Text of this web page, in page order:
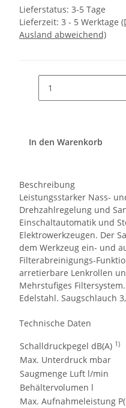
Lieferstatus: 3-5 Tage
Lieferzeit: 3 - 5 Werktage
Ausland abweichend)
In den Warenkorb
Beschreibung
Leistungsstarker Nass-
Drehzahlregelung und
Einschaltautomatik und
Elektrowerkzeugen. Der
dem Werkzeug ein- und
Filterabreinigungs-
arretierbare Lenkrollen
Mehrstufiges
Edelstahl. Saugschlauch
Technische Daten
Schalldruckpegel dB(A) 1)
Max. Unterdruck mbar
Saugmenge Luft l/min
Behältervolumen l
Max. Aufnahmeleistung